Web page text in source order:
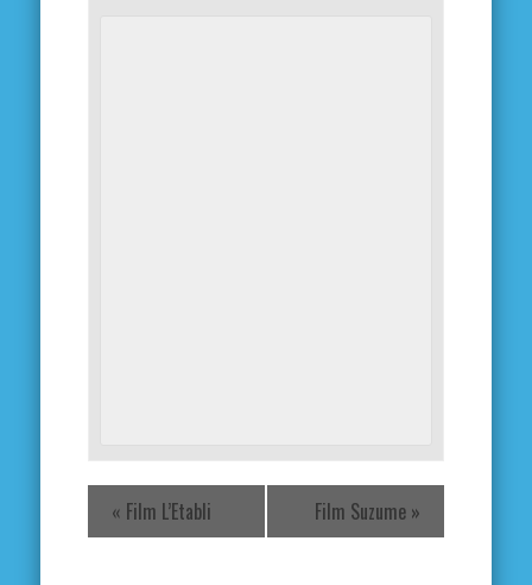
« Film L’Etabli Film Suzume »